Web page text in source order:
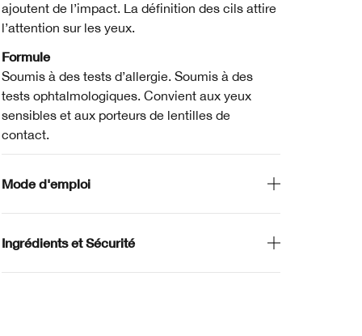
ajoutent de l’impact. La définition des cils attire
l’attention sur les yeux.
Formule
Soumis à des tests d’allergie. Soumis à des
tests ophtalmologiques. Convient aux yeux
sensibles et aux porteurs de lentilles de
contact.
Mode d'emploi
Ingrédients et Sécurité